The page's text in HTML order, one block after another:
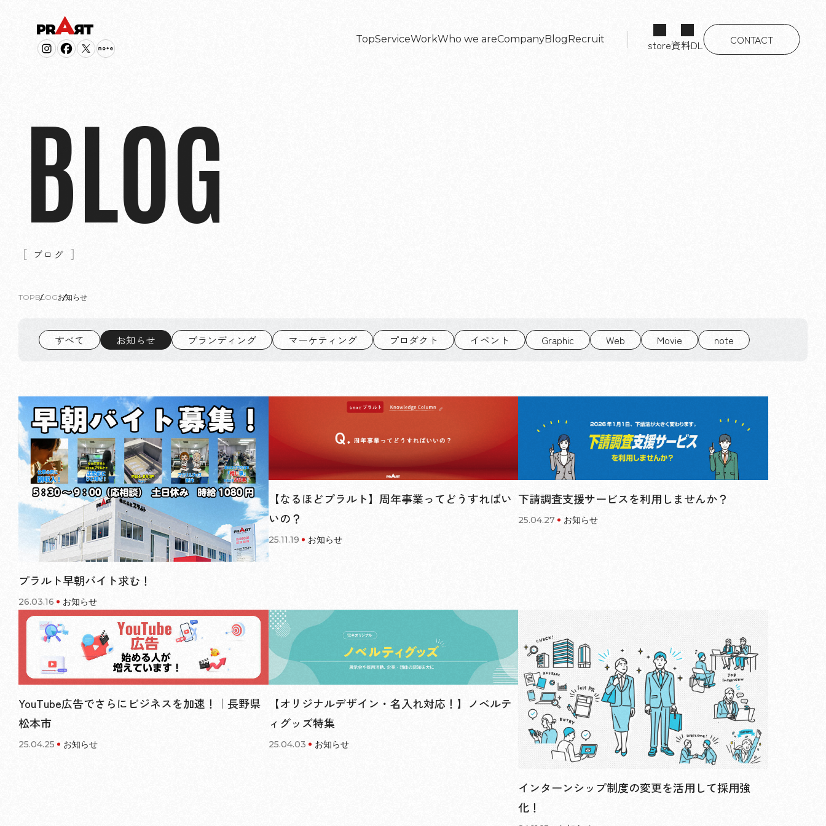
TopServiceWorkWho we areCompanyBlogRecruit
store資料DL
CONTACT
BLOG
ブログ
TOPBLOGお知らせ
すべて お知らせ ブランディング マーケティング プロダクト イベント Graphic Web Movie note
プラルト早朝バイト求む！
26.03.16 お知らせ
【なるほどプラルト】周年事業ってどうすればい
いの？
25.11.19 お知らせ
下請調査支援サービスを利用しませんか？
25.04.27 お知らせ
YouTube広告でさらにビジネスを加速！｜長野県
松本市
25.04.25 お知らせ
【オリジナルデザイン・名入れ対応！】ノベルテ
ィグッズ特集
25.04.03 お知らせ
インターンシップ制度の変更を活用して採用強
化！